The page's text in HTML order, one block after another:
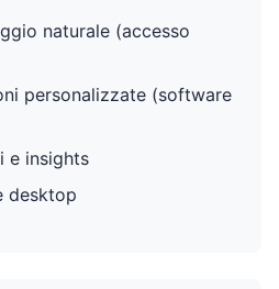
naturale (accesso
personalizzate (software
e insights
desktop